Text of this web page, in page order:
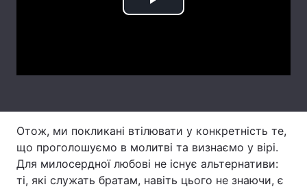
Play
Отож, ми покликані втілювати у конкретність те,
що проголошуємо в молитві та визнаємо у вірі.
Для милосердної любові не існує альтернативи:
ті, які служать братам, навіть цього не знаючи, є